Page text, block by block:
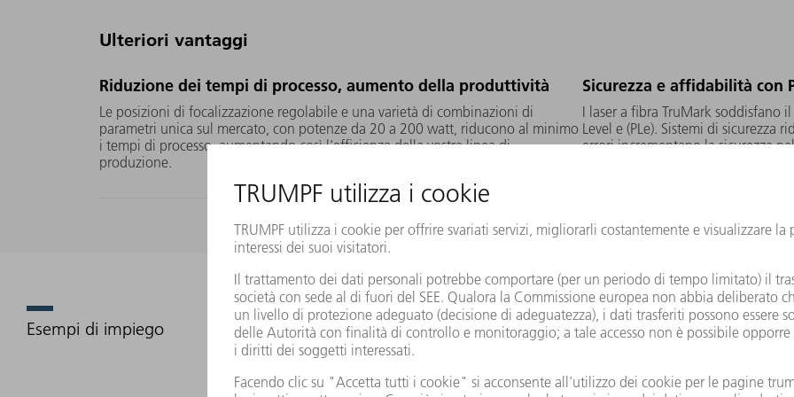
Ulteriori vantaggi
Riduzione dei tempi di processo, aumento della produttività
Le posizioni di focalizzazione regolabile e una varietà di combinazioni di
parametri unica sul mercato, con potenze da 20 a 200 watt, riducono al minimo
i tempi di processo, aumentando così l'efficienza della vostra linea di
produzione.
Sicurezza e affidabilità con
I laser a fibra TruMark soddisfano
Level e (PLe). Sistemi di sicurezza
errori incrementano la sicurezza
Esempi di impiego